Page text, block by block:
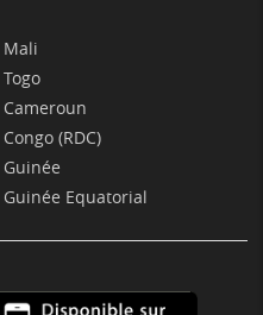
Mali
Togo
Cameroun
Congo (RDC)
Guinée
Guinée Equatorial